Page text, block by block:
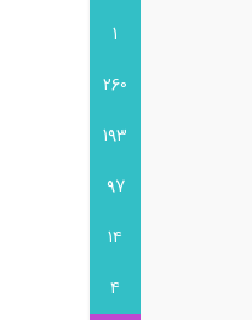
1
260
193
97
14
4